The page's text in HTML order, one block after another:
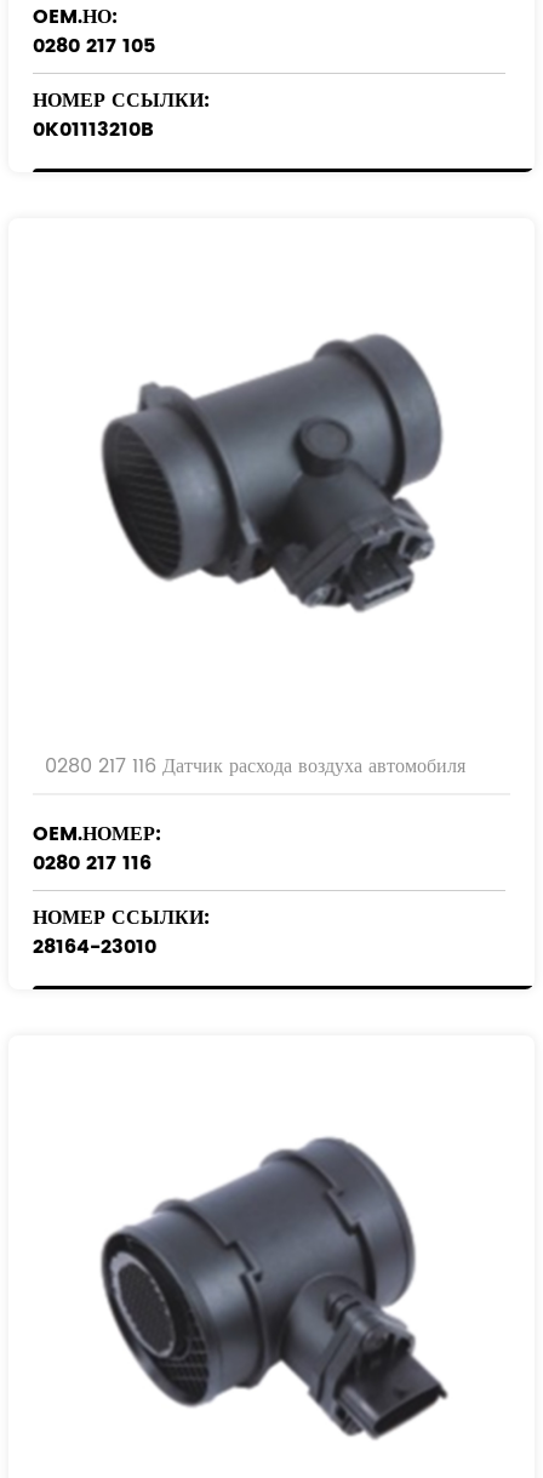
OEM.НО:
0280 217 105
НОМЕР ССЫЛКИ:
0K01113210B
0280 217 116 Датчик расхода воздуха автомобиля
OEM.НОМЕР:
0280 217 116
НОМЕР ССЫЛКИ:
28164-23010